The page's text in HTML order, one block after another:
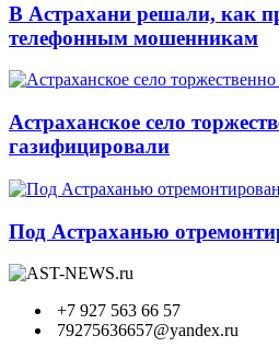
В Астрахани решали, как
телефонным мошенникам
Астраханское село
газифицировали
Под Астраханью
+7 927 563 66 57
79275636657@yandex.ru